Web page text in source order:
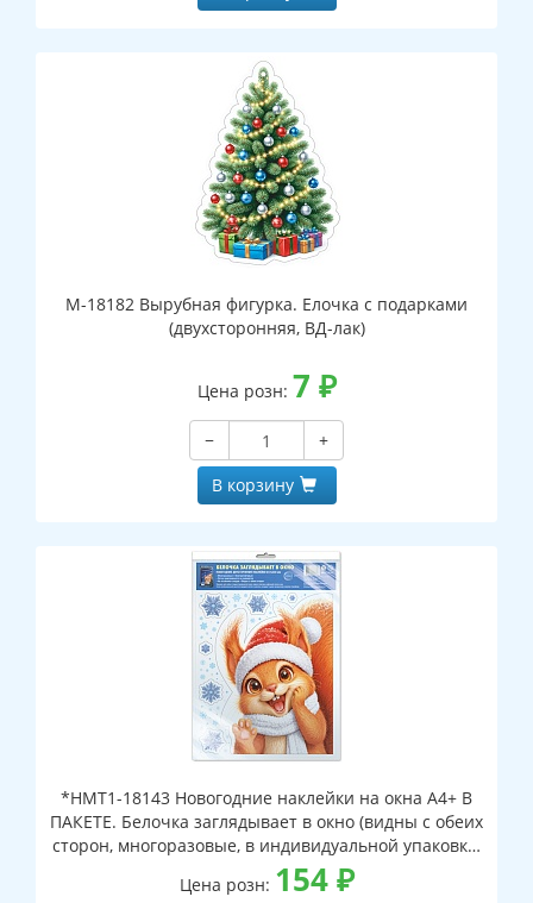
М-18182 Вырубная фигурка. Елочка с подарками
(двухсторонняя, ВД-лак)
Цена розн: 7 ₽
−
+
В корзину
*НМТ1-18143 Новогодние наклейки на окна А4+ В
ПАКЕТЕ. Белочка заглядывает в окно (видны с обеих
сторон, многоразовые, в индивидуальной упаковке,
с европодвесом и клеевым клапаном)
Цена розн: 154₽